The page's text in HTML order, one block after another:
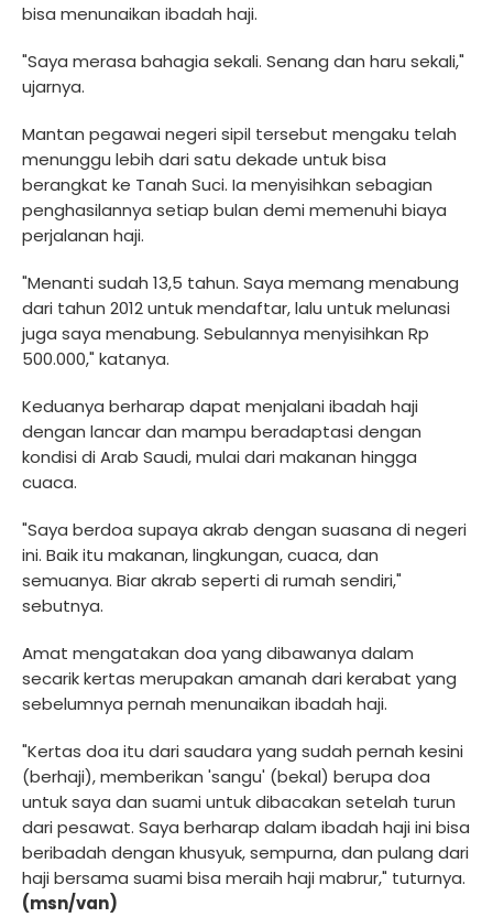
bisa menunaikan ibadah haji.
"Saya merasa bahagia sekali. Senang dan haru sekali,"
ujarnya.
Mantan pegawai negeri sipil tersebut mengaku telah
menunggu lebih dari satu dekade untuk bisa
berangkat ke Tanah Suci. Ia menyisihkan sebagian
penghasilannya setiap bulan demi memenuhi biaya
perjalanan haji.
"Menanti sudah 13,5 tahun. Saya memang menabung
dari tahun 2012 untuk mendaftar, lalu untuk melunasi
juga saya menabung. Sebulannya menyisihkan Rp
500.000," katanya.
Keduanya berharap dapat menjalani ibadah haji
dengan lancar dan mampu beradaptasi dengan
kondisi di Arab Saudi, mulai dari makanan hingga
cuaca.
"Saya berdoa supaya akrab dengan suasana di negeri
ini. Baik itu makanan, lingkungan, cuaca, dan
semuanya. Biar akrab seperti di rumah sendiri,"
sebutnya.
Amat mengatakan doa yang dibawanya dalam
secarik kertas merupakan amanah dari kerabat yang
sebelumnya pernah menunaikan ibadah haji.
"Kertas doa itu dari saudara yang sudah pernah kesini
(berhaji), memberikan 'sangu' (bekal) berupa doa
untuk saya dan suami untuk dibacakan setelah turun
dari pesawat. Saya berharap dalam ibadah haji ini bisa
beribadah dengan khusyuk, sempurna, dan pulang dari
haji bersama suami bisa meraih haji mabrur," tuturnya.
(msn/van)